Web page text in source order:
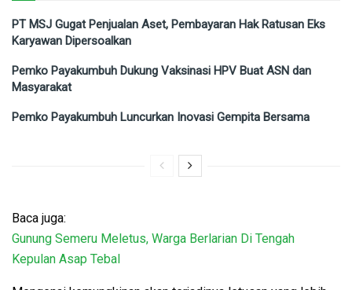
PT MSJ Gugat Penjualan Aset, Pembayaran Hak Ratusan Eks
Karyawan Dipersoalkan
Pemko Payakumbuh Dukung Vaksinasi HPV Buat ASN dan
Masyarakat
Pemko Payakumbuh Luncurkan Inovasi Gempita Bersama
Baca juga:
Gunung Semeru Meletus, Warga Berlarian Di Tengah
Kepulan Asap Tebal